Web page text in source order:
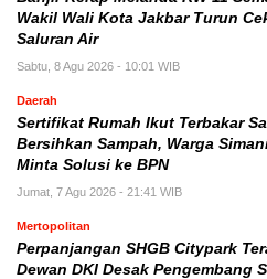
Wakil Wali Kota Jakbar Turun
Saluran Air
Sabtu, 8 Agu 2026 - 10:01 WIB
Daerah
Sertifikat Rumah Ikut Terbakar
Bersihkan Sampah, Warga
Minta Solusi ke BPN
Jumat, 7 Agu 2026 - 21:41 WIB
Mertopolitan
Perpanjangan SHGB Citypark
Dewan DKI Desak Pengembang